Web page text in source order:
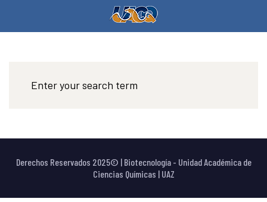
Derechos Reservados 2025© | Biotecnología - Unidad Académica de
Ciencias Químicas | UAZ